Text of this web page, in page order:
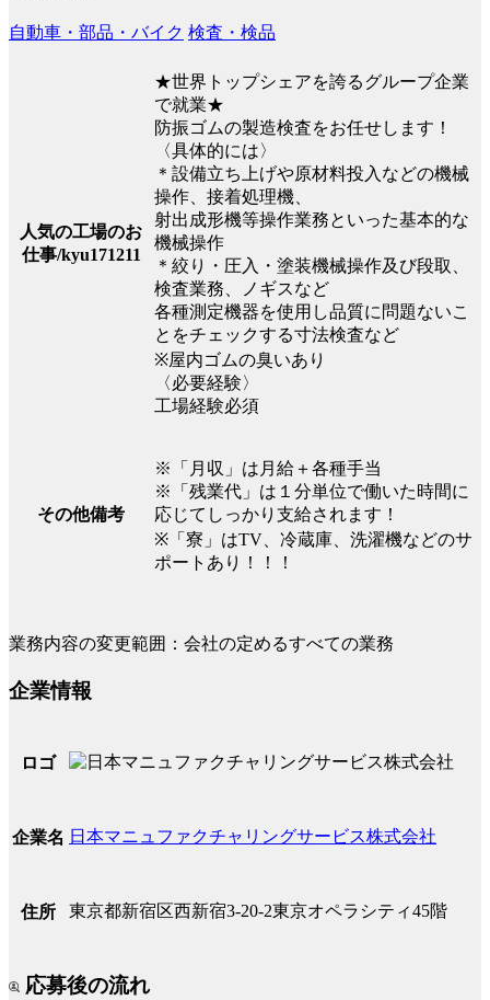
自動車・部品・バイク 検査・検品
人気の工場のお
仕事/kyu171211
★世界トップシェアを誇るグループ企業
で就業★
防振ゴムの製造検査をお任せします！
〈具体的には〉
＊設備立ち上げや原材料投入などの機械
操作、接着処理機、
射出成形機等操作業務といった基本的な
機械操作
＊絞り・圧入・塗装機械操作及び段取、
検査業務、ノギスなど
各種測定機器を使用し品質に問題ないこ
とをチェックする寸法検査など
※屋内ゴムの臭いあり
〈必要経験〉
工場経験必須
その他備考
※「月収」は月給＋各種手当
※「残業代」は１分単位で働いた時間に
応じてしっかり支給されます！
※「寮」はTV、冷蔵庫、洗濯機などのサ
ポートあり！！！
業務内容の変更範囲：会社の定めるすべての業務
企業情報
ロゴ
企業名 日本マニュファクチャリングサービス株式会社
住所 東京都新宿区西新宿3-20-2東京オペラシティ45階
応募後の流れ